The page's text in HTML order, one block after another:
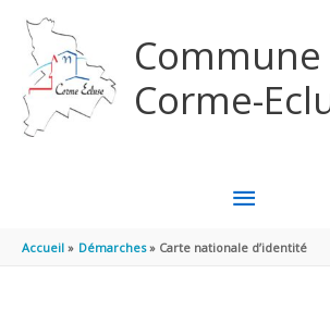
Commune
Corme-
MENU
Accueil Démarches Carte nationale d’identité